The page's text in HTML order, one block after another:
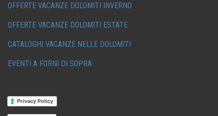
OFFERTE VACANZE DOLOMITI INVERNO
OFFERTE VACANZE DOLOMITI ESTATE
CATALOGHI VACANZE NELLE DOLOMITI
EVENTI A FORNI DI SOPRA
Privacy Policy